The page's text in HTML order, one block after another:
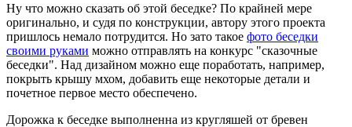
Ну что можно сказать об этой беседке? По крайней мере
оригинально, и судя по конструкции, автору этого проекта
пришлось немало потрудится. Но зато такое фото беседки
своими руками можно отправлять на конкурс "сказочные
беседки". Над дизайном можно еще поработать, например,
покрыть крышу мхом, добавить еще некоторые детали и
почетное первое место обеспечено.
Дорожка к беседке выполненна из кругляшей от бревен